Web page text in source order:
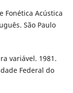
Fonética Acústica
São Paulo
variável. 1981.
Federal do